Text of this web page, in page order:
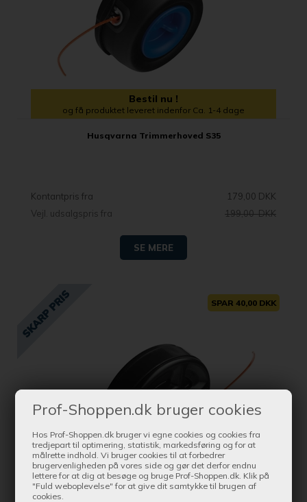
Prof-Shoppen.dk bruger cookies
Hos Prof-Shoppen.dk bruger vi egne cookies og cookies fra
tredjepart til optimering, statistik, markedsføring og for at
målrette indhold. Vi bruger cookies til at forbedrer
brugervenligheden på vores side og gør det derfor endnu
lettere for at dig at besøge og bruge Prof-Shoppen.dk. Klik på
"Fuld weboplevelse" for at give dit samtykke til brugen af
cookies.
Bestil nu !
og få produktet leveret indenfor Ca. 1-4 dage
Husqvarna Trimmerhoved S35
Kontantpris fra
179,00 DKK
Vejl. udsalgspris fra
199,00 DKK
SE MERE
SPAR 40,00 DKK
Bestil nu !